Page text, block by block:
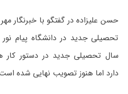
حسن علیزاده در گفتگو با خبرنگار
تحصیلی جدید در دانشگاه پیام
سال تحصیلی جدید در دستور کار
دارد اما هنوز تصویب نهایی شده